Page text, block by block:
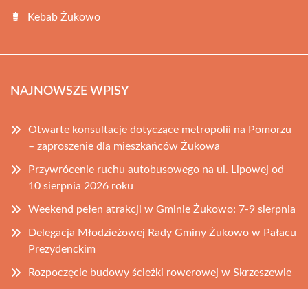
Kebab Żukowo
NAJNOWSZE WPISY
Otwarte konsultacje dotyczące metropolii na Pomorzu
– zaproszenie dla mieszkańców Żukowa
Przywrócenie ruchu autobusowego na ul. Lipowej od
10 sierpnia 2026 roku
Weekend pełen atrakcji w Gminie Żukowo: 7-9 sierpnia
Delegacja Młodzieżowej Rady Gminy Żukowo w Pałacu
Prezydenckim
Rozpoczęcie budowy ścieżki rowerowej w Skrzeszewie